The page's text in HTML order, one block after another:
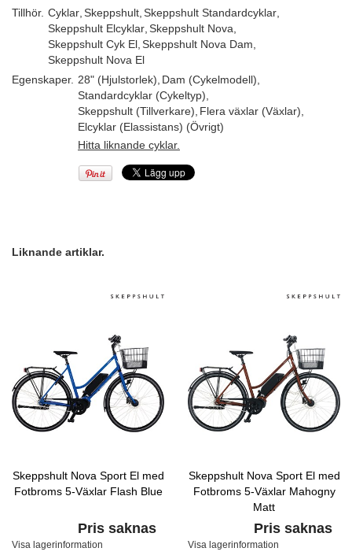
Tillhör. Cyklar Skeppshult Skeppshult Standardcyklar
Skeppshult Elcyklar Skeppshult Nova
Skeppshult Cyk El Skeppshult Nova Dam
Skeppshult Nova El
Egenskaper. 28" (Hjulstorlek) Dam (Cykelmodell)
Standardcyklar (Cykeltyp)
Skeppshult (Tillverkare) Flera växlar (Växlar)
Elcyklar (Elassistans) (Övrigt)
Hitta liknande cyklar.
Liknande artiklar.
Skeppshult Nova Sport El med
Fotbroms 5-Växlar Flash Blue
Pris saknas
Visa lagerinformation
Skeppshult Nova Sport El med
Fotbroms 5-Växlar Mahogny
Matt
Pris saknas
Visa lagerinformation